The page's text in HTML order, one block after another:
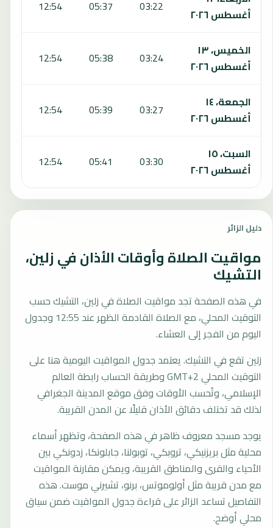
أغسطس ٢٠٢٦
03:22
05:37
12:54
الخميس، ١٣
أغسطس ٢٠٢٦
03:24
05:38
12:54
الجمعة، ١٤
أغسطس ٢٠٢٦
03:27
05:39
12:54
السبت، ١٥
أغسطس ٢٠٢٦
03:30
05:41
12:54
دليل الزائر
مواقيت الصلاة وأوقات الأذان في زلين،
التشيك
في هذه الصفحة تجد مواقيت الصلاة في زلين، التشيك حسب
التوقيت المحلي، مع الصلاة القادمة الظهر عند 12:55 وجدول
اليوم من الفجر إلى العشاء.
زلين تقع في التشيك. يعتمد جدول المواقيت اليومية هنا على
التوقيت المحلي GMT+2 وطريقة الحساب رابطة العالم
الإسلامي، وتُحسب الأوقات وفق موقع المدينة الجغرافي
لذلك قد تختلف دقائق الأذان قليلًا عن المدن القريبة.
يوجد مسجد معروف ظاهر في هذه الصفحة، وتظهر أسماء
محلية مثل بريزنيكي، تروبكي، توبولنا، جابلونكا، زدونكي بين
الأحياء والقرى والمناطق القريبة، ويمكن مقارنة المواقيت
مع مدن قريبة مثل أولوموتس، برنو، تشيرني موست. هذه
التفاصيل تساعد الزائر على قراءة جدول المواقيت ضمن سياق
محلي أوضح.